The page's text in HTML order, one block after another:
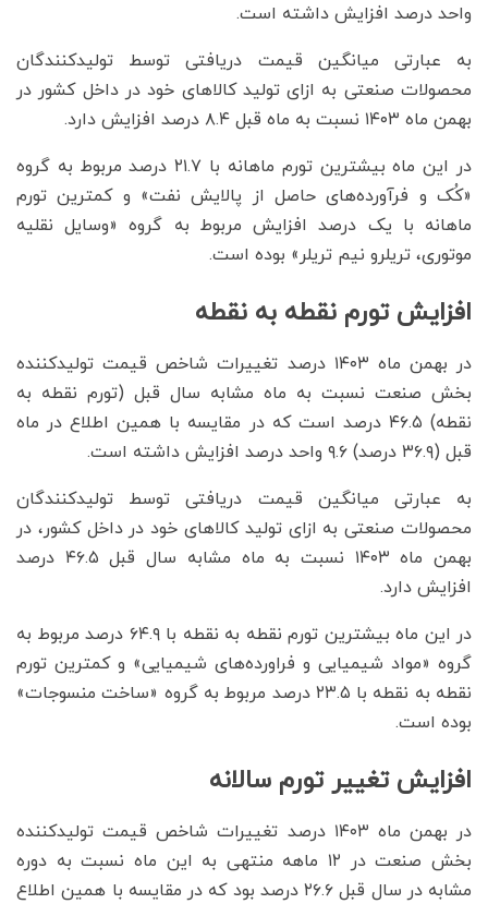
واحد درصد افزایش داشته است.
به عبارتی میانگین قیمت دریافتی توسط تولیدکنندگان
محصولات صنعتی به ازای تولید کالاهای خود در داخل کشور در
بهمن ماه ۱۴۰۳ نسبت به ماه قبل ۸.۴ درصد افزایش دارد.
در این ماه بیشترین تورم ماهانه با ۲۱.۷ درصد مربوط به گروه
«کُک و فرآورده‌های حاصل از پالایش نفت» و کمترین تورم
ماهانه با یک درصد افزایش مربوط به گروه «وسایل نقلیه
موتوری، تریلرو نیم تریلر» بوده است.
افزایش تورم نقطه به نقطه
در بهمن ماه ۱۴۰۳ درصد تغییرات شاخص قیمت تولیدکننده
بخش صنعت نسبت به ماه مشابه سال قبل (تورم نقطه به
نقطه) ۴۶.۵ درصد است که در مقایسه با همین اطلاع در ماه
قبل (۳۶.۹ درصد) ۹.۶ واحد درصد افزایش داشته است.
به عبارتی میانگین قیمت دریافتی توسط تولیدکنندگان
محصولات صنعتی به ازای تولید کالاهای خود در داخل کشور، در
بهمن ماه ۱۴۰۳ نسبت به ماه مشابه سال قبل ۴۶.۵ درصد
افزایش دارد.
در این ماه بیشترین تورم نقطه به نقطه با ۶۴.۹ درصد مربوط به
گروه «مواد شیمیایی و فراورده‌های شیمیایی» و کمترین تورم
نقطه به نقطه با ۲۳.۵ درصد مربوط به گروه «ساخت منسوجات»
بوده است.
افزایش تغییر تورم سالانه
در بهمن ماه ۱۴۰۳ درصد تغییرات شاخص قیمت تولیدکننده
بخش صنعت در ۱۲ ماهه منتهی به این ماه نسبت به دوره
مشابه در سال قبل ۲۶.۶ درصد بود که در مقایسه با همین اطلاع